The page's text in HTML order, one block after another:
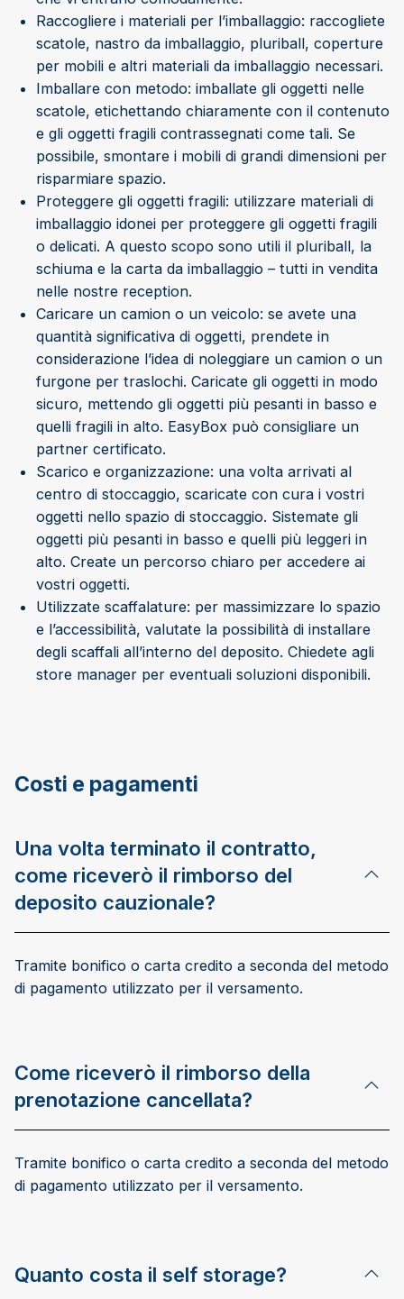
Raccogliere i materiali per l’imballaggio: raccogliete
scatole, nastro da imballaggio, pluriball, coperture
per mobili e altri materiali da imballaggio necessari.
Imballare con metodo: imballate gli oggetti nelle
scatole, etichettando chiaramente con il contenuto
e gli oggetti fragili contrassegnati come tali. Se
possibile, smontare i mobili di grandi dimensioni per
risparmiare spazio.
Proteggere gli oggetti fragili: utilizzare materiali di
imballaggio idonei per proteggere gli oggetti fragili
o delicati. A questo scopo sono utili il pluriball, la
schiuma e la carta da imballaggio – tutti in vendita
nelle nostre reception.
Caricare un camion o un veicolo: se avete una
quantità significativa di oggetti, prendete in
considerazione l’idea di noleggiare un camion o un
furgone per traslochi. Caricate gli oggetti in modo
sicuro, mettendo gli oggetti più pesanti in basso e
quelli fragili in alto. EasyBox può consigliare un
partner certificato.
Scarico e organizzazione: una volta arrivati al
centro di stoccaggio, scaricate con cura i vostri
oggetti nello spazio di stoccaggio. Sistemate gli
oggetti più pesanti in basso e quelli più leggeri in
alto. Create un percorso chiaro per accedere ai
vostri oggetti.
Utilizzate scaffalature: per massimizzare lo spazio
e l’accessibilità, valutate la possibilità di installare
degli scaffali all’interno del deposito. Chiedete agli
store manager per eventuali soluzioni disponibili.
Costi e pagamenti
Una volta terminato il contratto,
come riceverò il rimborso del
deposito cauzionale?
Tramite bonifico o carta credito a seconda del metodo
di pagamento utilizzato per il versamento.
Come riceverò il rimborso della
prenotazione cancellata?
Tramite bonifico o carta credito a seconda del metodo
di pagamento utilizzato per il versamento.
Quanto costa il self storage?